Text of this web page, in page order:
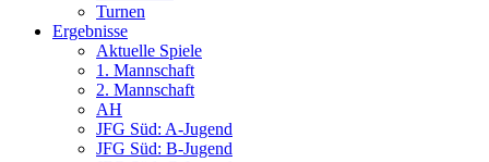
Turnen
Ergebnisse
Aktuelle Spiele
1. Mannschaft
2. Mannschaft
AH
JFG Süd: A-Jugend
JFG Süd: B-Jugend